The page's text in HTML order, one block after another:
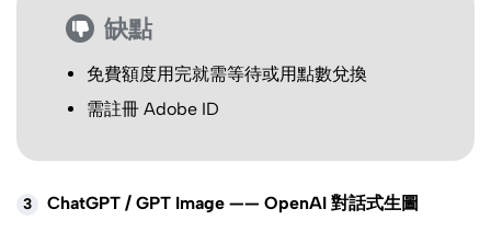
缺點
免費額度用完就需等待或用點數兌換
需註冊 Adobe ID
3
ChatGPT / GPT Image —— OpenAI 對話式生圖